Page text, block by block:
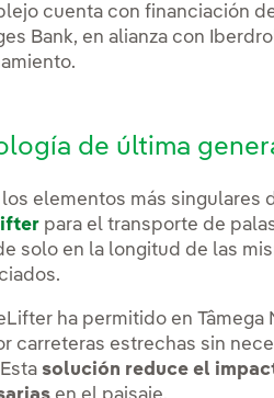
cuenta con financiación
Bank, en alianza con
de última
los elementos más
para el transporte de
solo en la longitud de las
ha permitido en
carreteras estrechas sin
solución reduce el